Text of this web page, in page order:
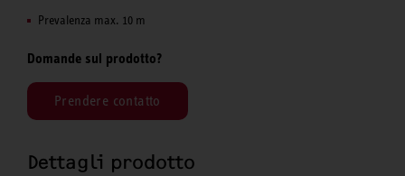
Prevalenza max. 10 m
Domande sul prodotto?
Prendere contatto
Dettagli prodotto